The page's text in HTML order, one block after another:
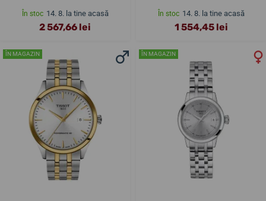
În stoc 14. 8. la tine acasă
2 567,66 lei
În stoc 14. 8. la tine acasă
1 554,45 lei
ÎN MAGAZIN ÎN MAGAZIN